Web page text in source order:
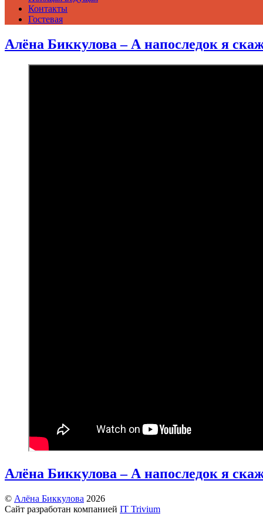
Контакты
Гостевая
Алёна Биккулова – А напоследок я
Алёна Биккулова – А напоследок я
© Алёна Биккулова 2026
Сайт разработан компанией IT Trivium